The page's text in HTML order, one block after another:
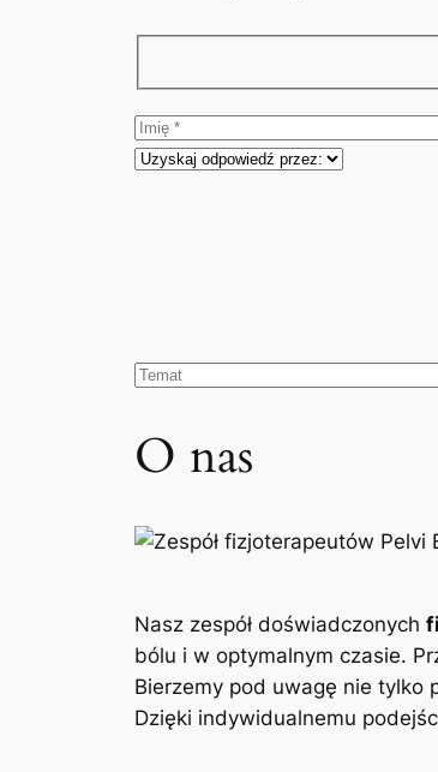
O nas
Nasz zespół doświadczonych
bólu i w optymalnym czasie.
Bierzemy pod uwagę nie tylko
Dzięki indywidualnemu